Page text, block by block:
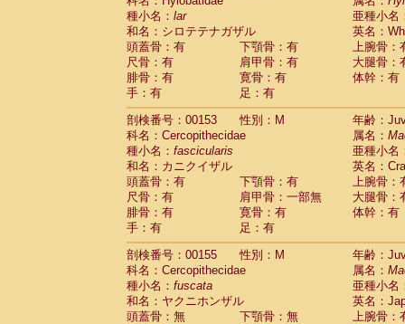
種小名： lar
亜種小名
和名：シロテテナガザル
英名：
頭蓋骨：有
下顎骨：有
上腕骨：
尺骨：有
肩甲骨：有
大腿骨：
腓骨：有
寛骨：有
体幹：有
手：有
足：有
剖検番号：00153
性別：M
年齢：
科名：Cercopithecidae
属名：
種小名： fascicularis
亜種小名
和名：カニクイザル
英名：
頭蓋骨：有
下顎骨：有
上腕骨：
尺骨：有
肩甲骨：一部無
大腿骨：
腓骨：有
寛骨：有
体幹：有
手：有
足：有
剖検番号：00155
性別：M
年齢：
科名：Cercopithecidae
属名：
種小名： fuscata
亜種小名
和名：ヤクニホンザル
英名：
頭蓋骨：無
下顎骨：無
上腕骨：